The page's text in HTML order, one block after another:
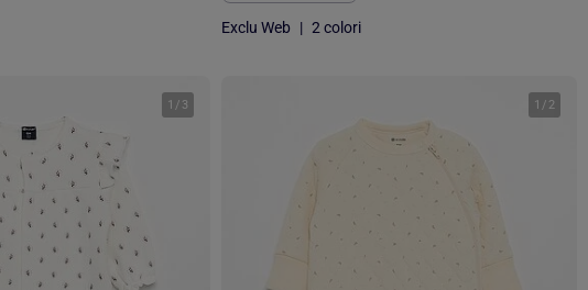
Exclu Web | 2 colori
1 / 3 1 / 2